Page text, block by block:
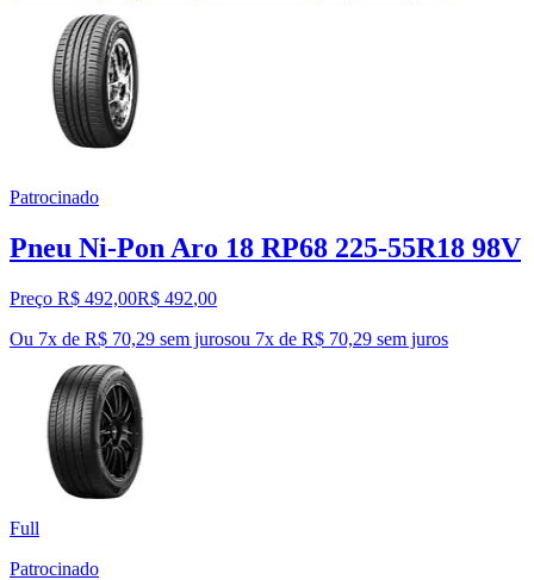
Patrocinado
Pneu Ni-Pon Aro 18 RP68 225-55R18 98V
Preço R$ 492,00R$ 492,00
Ou 7x de R$ 70,29 sem jurosou 7x de R$ 70,29 sem juros
Full
Patrocinado